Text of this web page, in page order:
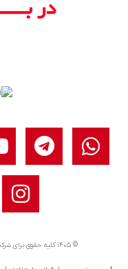
© ۱۴۰۵ کلیه حقوق برای شرکت لوازم خانگی ایران محفوظ است. دارای حق نشر.